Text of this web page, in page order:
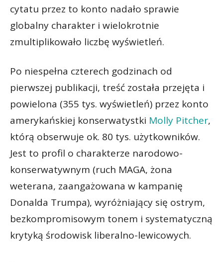
cytatu przez to konto nadało sprawie
globalny charakter i wielokrotnie
zmultiplikowało liczbę wyświetleń.
Po niespełna czterech godzinach od
pierwszej publikacji, treść została przejęta i
powielona (355 tys. wyświetleń) przez konto
amerykańskiej konserwatystki Molly Pitcher,
którą obserwuje ok. 80 tys. użytkowników.
Jest to profil o charakterze narodowo-
konserwatywnym (ruch MAGA, żona
weterana, zaangażowana w kampanię
Donalda Trumpa), wyróżniający się ostrym,
bezkompromisowym tonem i systematyczną
krytyką środowisk liberalno-lewicowych.